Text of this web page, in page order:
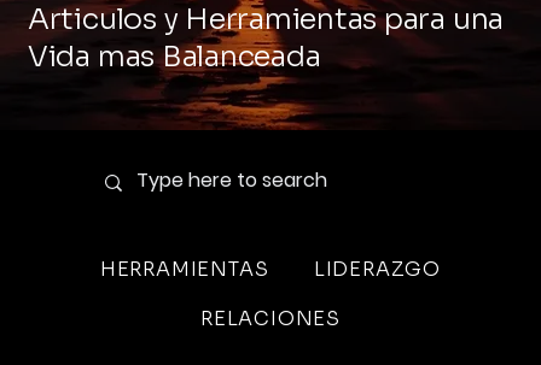
Articulos y Herramientas para una
Vida mas Balanceada
HERRAMIENTAS
LIDERAZGO
RELACIONES